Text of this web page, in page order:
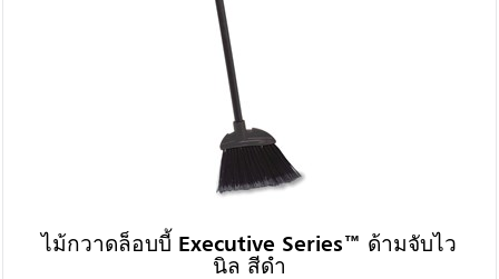
ไม้กวาดล็อบบี้ Executive Series™ ด้ามจับไว
นิล สีดำ